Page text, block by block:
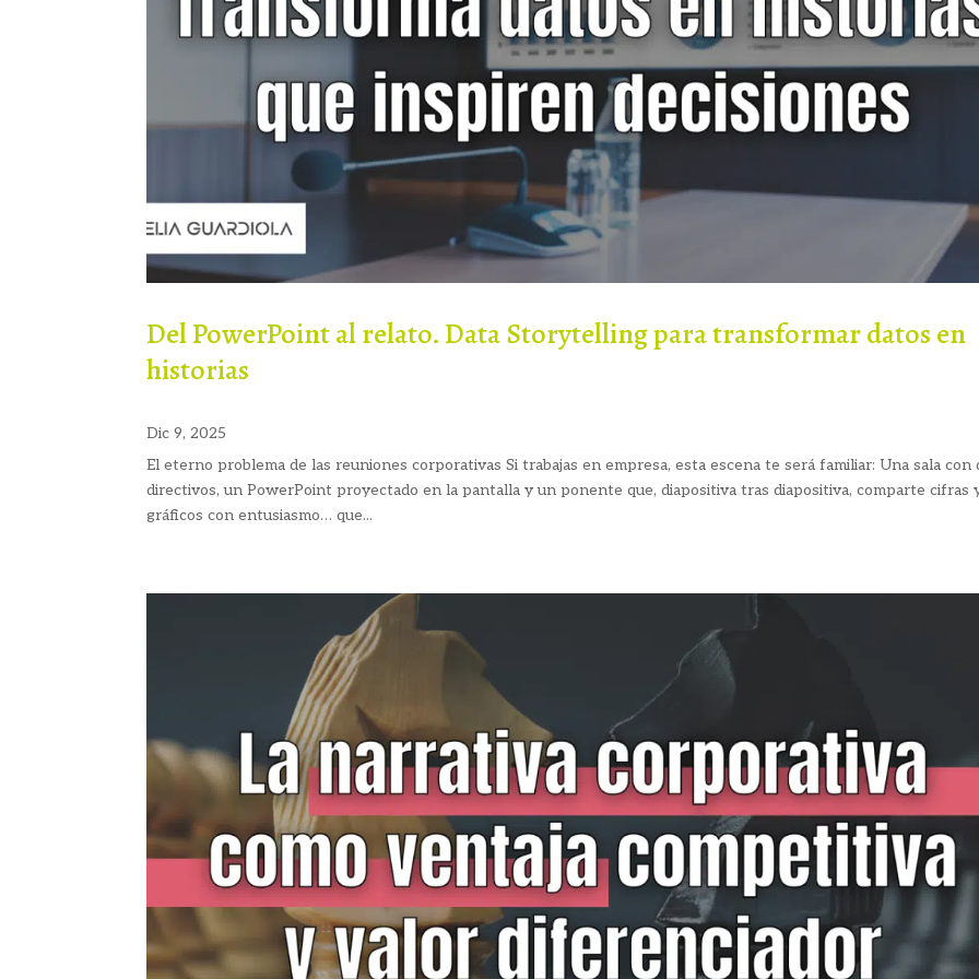
Del PowerPoint al relato. Data Storytelling para transformar datos en
historias
Dic 9, 2025
El eterno problema de las reuniones corporativas Si trabajas en empresa, esta escena te será familiar: Una sala con
directivos, un PowerPoint proyectado en la pantalla y un ponente que, diapositiva tras diapositiva, comparte cifras
gráficos con entusiasmo… que...